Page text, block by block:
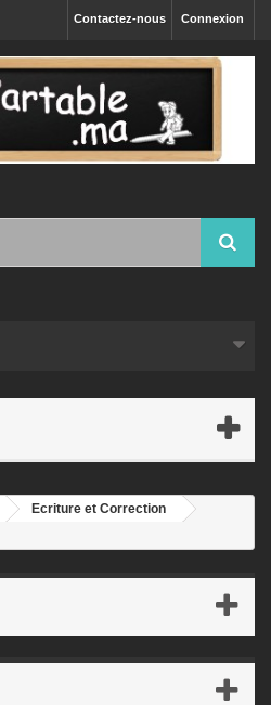
Connexion
Contactez-nous
Ecriture et Correction